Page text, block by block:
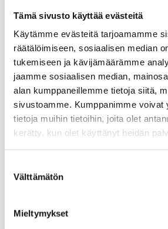
Tämä sivusto käyttää evästeitä
Käytämme evästeitä tarjoamamme
räätälöimiseen, sosiaalisen median
tukemiseen ja kävijämäärämme
jaamme sosiaalisen median,
alan kumppaneillemme tietoja siitä,
sivustoamme. Kumppanimme voivat
tietoja muihin tietoihin, joita olet
kerätty, kun olet käyttänyt heidän
valinta
Välttämätön
Mieltymykset
Renkaat
Edessä 13.0 x 5.0 - 8
Takana 16 x 6.5 - 8
Mitat
Pituus 197cm
Leveys 82,5cm
Korkeus